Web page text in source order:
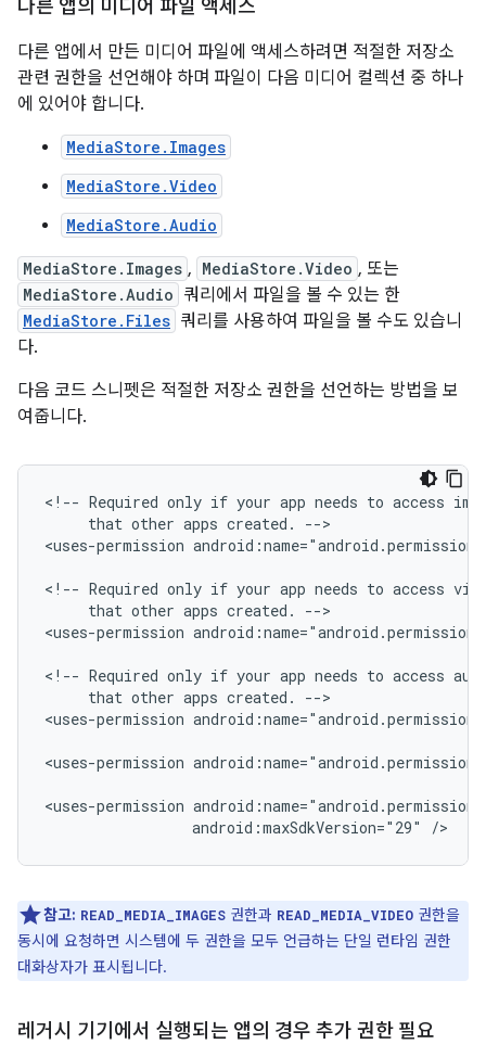
다른 앱의 미디어 파일 액세스
다른 앱에서 만든 미디어 파일에 액세스하려면 적절한 저장소
관련 권한을 선언해야 하며 파일이 다음 미디어 컬렉션 중 하나
에 있어야 합니다.
MediaStore.Images
MediaStore.Video
MediaStore.Audio
MediaStore.Images , MediaStore.Video , 또는
MediaStore.Audio 쿼리에서 파일을 볼 수 있는 한
MediaStore.Files 쿼리를 사용하여 파일을 볼 수도 있습니
다.
다음 코드 스니펫은 적절한 저장소 권한을 선언하는 방법을 보
여줍니다.
<!-- Required only if your app needs to access
that other apps created.
-->
<uses-permission
<!-- Required only if your app needs to access
that other apps created.
-->
<uses-permission
<!-- Required only if your app needs to access
that other apps created.
-->
<uses-permission
<uses-permission
<uses-permission
android:maxSdkVersion="29"
/>
참고: READ_MEDIA_IMAGES 권한과 READ_MEDIA_VIDEO 권한을
동시에 요청하면 시스템에 두 권한을 모두 언급하는 단일 런타임 권한
대화상자가 표시됩니다.
레거시 기기에서 실행되는 앱의 경우 추가 권한 필요